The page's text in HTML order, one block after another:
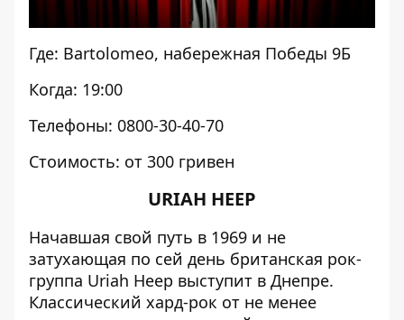
Где: Bartolomeo, набережная Победы 9Б
Когда: 19:00
Телефоны: 0800-30-40-70
Стоимость: от 300 гривен
URIAH HEEP
Начавшая свой путь в 1969 и не
затухающая по сей день британская рок-
группа Uriah Heep выступит в Днепре.
Классический хард-рок от не менее